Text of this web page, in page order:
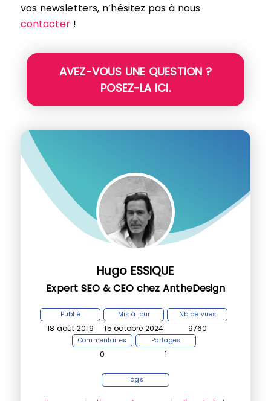
vos newsletters, n’hésitez pas à nous
contacter!
AVEZ-VOUS UNE QUESTION ?
POSEZ-LA ICI.
Hugo ESSIQUE
Expert SEO & CEO chez AntheDesign
Publié
18 août 2019
Mis à jour
15 octobre 2024
Nb de vues
9760
Commentaires
0
Partages
1
Tags